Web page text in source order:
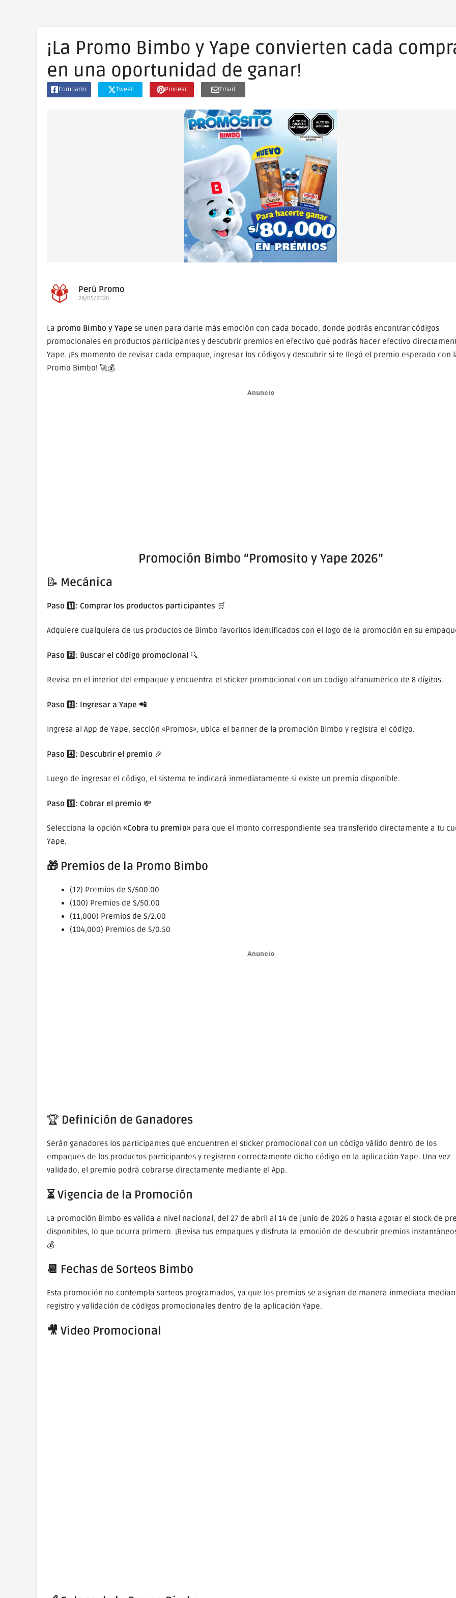
¡La Promo Bimbo y Yape convierten cada
en una oportunidad de ganar!
Compartir Tweet Pinnear Email
Perú Promo
28/05/2026
La promo Bimbo y Yape se unen para darte más emoción con cada bocado, donde podrás encontrar códigos
promocionales en productos participantes y descubrir premios en efectivo que podrás hacer efectivo
Yape. ¡Es momento de revisar cada empaque, ingresar los códigos y descubrir si te llegó el premio esperado con
Promo Bimbo! 🚀💰
Anuncio
Promoción Bimbo “Promosito y Yape 2026”
📝 Mecánica
Paso 1️⃣: Comprar los productos participantes 🛒
Adquiere cualquiera de tus productos de Bimbo favoritos identificados con el logo de la promoción en su
Paso 2️⃣: Buscar el código promocional 🔍
Revisa en el interior del empaque y encuentra el sticker promocional con un código alfanumérico de 8 dígitos.
Paso 3️⃣: Ingresar a Yape 📲
Ingresa al App de Yape, sección «Promos», ubica el banner de la promoción Bimbo y registra el código.
Paso 4️⃣: Descubrir el premio 🎉
Luego de ingresar el código, el sistema te indicará inmediatamente si existe un premio disponible.
Paso 5️⃣: Cobrar el premio 💸
Selecciona la opción «Cobra tu premio» para que el monto correspondiente sea transferido directamente a tu
Yape.
🎁 Premios de la Promo Bimbo
(12) Premios de S/500.00
(100) Premios de S/50.00
(11,000) Premios de S/2.00
(104,000) Premios de S/0.50
Anuncio
🏆 Definición de Ganadores
Serán ganadores los participantes que encuentren el sticker promocional con un código válido dentro de los
empaques de los productos participantes y registren correctamente dicho código en la aplicación Yape. Una vez
validado, el premio podrá cobrarse directamente mediante el App.
⏳ Vigencia de la Promoción
La promoción Bimbo es valida a nivel nacional, del 27 de abril al 14 de junio de 2026 o hasta agotar el stock de
disponibles, lo que ocurra primero. ¡Revisa tus empaques y disfruta la emoción de descubrir premios
💰
📆 Fechas de Sorteos Bimbo
Esta promoción no contempla sorteos programados, ya que los premios se asignan de manera inmediata
registro y validación de códigos promocionales dentro de la aplicación Yape.
🎥 Video Promocional